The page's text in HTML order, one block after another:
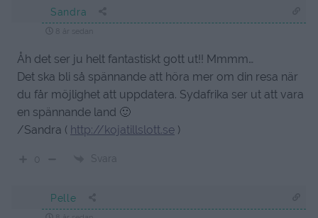
Sandra
8 år sedan
Åh det ser ju helt fantastiskt gott ut!! Mmmm…
Det ska bli så spännande att höra mer om din resa när
du får möjlighet att uppdatera. Sydafrika ser ut att vara
en spännande land 🙂
/Sandra ( http://kojatillslott.se )
Svara
Pelle